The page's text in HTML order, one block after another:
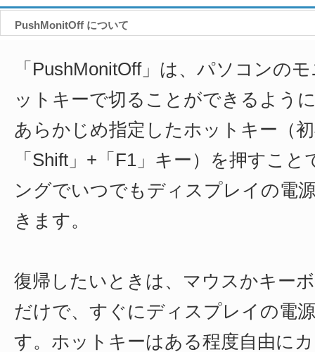
PushMonitOff について
「PushMonitOff」は、パソコンの
ットキーで切ることができるよう
あらかじめ指定したホットキー（
「Shift」+「F1」キー）を押すこ
ングでいつでもディスプレイの電
きます。
復帰したいときは、マウスかキー
だけで、すぐにディスプレイの電
す。ホットキーはある程度自由に